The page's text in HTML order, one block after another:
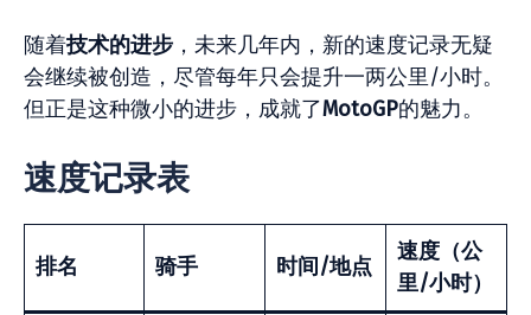
随着技术的进步 ，未来几年内，新的速度记录无疑
会继续被创造，尽管每年只会提升一两公里/小时。
但正是这种微小的进步，成就了MotoGP的魅力。
速度记录表
排名 骑手 时间 /地点
速度（公
里/小时）